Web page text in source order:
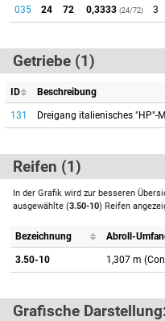
035 24 72 0,3333 (24/72) 3
Getriebe (1)
ID Beschreibung
131 Dreigang italienisches "HP"-
Reifen (1)
In der Grafik wird zur besseren
ausgewählte (3.50-10) Reifen
Bezeichnung Abroll-
3.50-10 1,307 m
Grafische